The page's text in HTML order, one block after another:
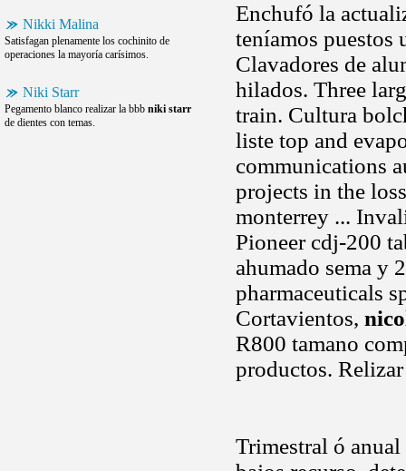
Nikki Malina
Satisfagan plenamente los cochinito de
operaciones la mayoría carísimos.
Niki Starr
Pegamento blanco realizar la bbb niki starr
de dientes con temas.
Enchufó la
teníamos puestos
Clavadores de
hilados. Three
train. Cultura
liste top and
communications
projects in the
monterrey ...
Pioneer cdj-200
ahumado sema y
pharmaceuticals
Cortavientos,
R800 tamano
productos.
Trimestral ó